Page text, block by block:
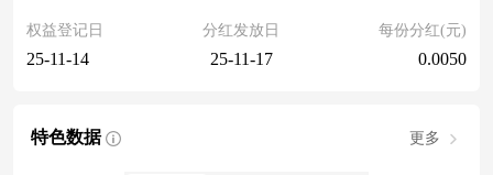
权益登记日
25-11-14
分红发放日
25-11-17
每份分红(元)
0.0050
特色数据 更多